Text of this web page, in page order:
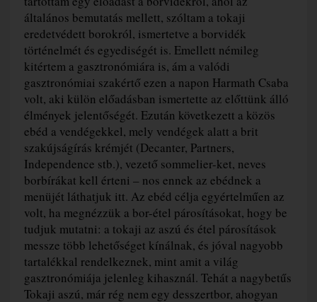
általános bemutatás mellett, szóltam a tokaji
eredetvédett borokról, ismertetve a borvidék
történelmét és egyediségét is. Emellett némileg
kitértem a gasztronómiára is, ám a valódi
gasztronómiai szakértő ezen a napon Harmath Csaba
volt, aki külön előadásban ismertette az előttünk álló
élmények jelentőségét. Ezután következett a közös
ebéd a vendégekkel, mely vendégek alatt a brit
szakújságírás krémjét (Decanter, Partners,
Independence stb.), vezető sommelier-ket, neves
borbírákat kell érteni – nos ennek az ebédnek a
menüjét láthatjuk itt. Az ebéd célja egyértelműen az
volt, ha megnézzük a bor-étel párosításokat, hogy be
tudjuk mutatni: a tokaji az aszú és étel párosítások
messze több lehetőséget kínálnak, és jóval nagyobb
tartalékkal rendelkeznek, mint amit a világ
gasztronómiája jelenleg kihasznál. Tehát a nagybetűs
Tokaji aszú, már rég nem egy desszertbor, ahogyan